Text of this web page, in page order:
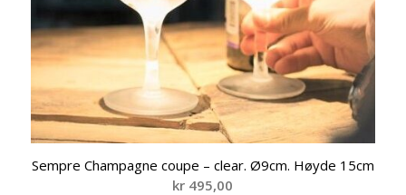
Sempre Champagne coupe – clear. Ø9cm. Høyde 15cm
kr 495,00